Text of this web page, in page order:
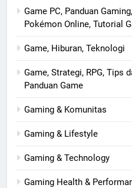
Game PC, Panduan
Pokémon Online, Tutorial
Game, Hiburan, Teknologi
Game, Strategi, RPG, Tips
Panduan Game
Gaming & Komunitas
Gaming & Lifestyle
Gaming & Technology
Gaming Health &